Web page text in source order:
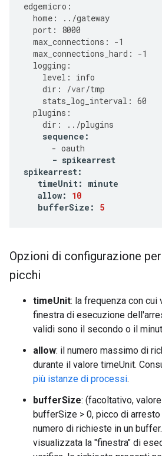
edgemicro :
home : ../gateway
port :
8000
max_connections : -1
max_connections_hard : -1
logging :
level :
info
dir : /var/tmp
stats_log_interval : 60
plugins :
dir : ../plugins
sequence :
- oauth
- spikearrest
spikearrest:
timeUnit:
minute
allow:
10
bufferSize : 5
Opzioni di configurazione
picchi
timeUnit: la frequenza con
finestra di esecuzione
validi sono il secondo o il
allow: il numero massimo di
durante il valore timeUnit.
più istanze di processi.
bufferSize: (facoltativo,
bufferSize > 0, picco di
numero di richieste in un
visualizzata la "finestra" di